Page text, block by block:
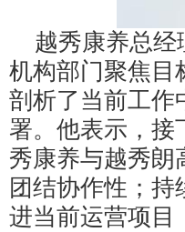
越秀康养总经
机构部门聚焦目
剖析了当前工作
署。他表示，接
秀康养与越秀朗
团结协作性；
进当前运营项目